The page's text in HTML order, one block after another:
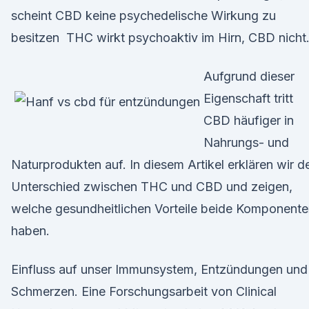
scheint CBD keine psychedelische Wirkung zu
besitzen THC wirkt psychoaktiv im Hirn, CBD nicht.
Aufgrund dieser
Eigenschaft tritt
CBD häufiger in
Nahrungs- und
Naturprodukten auf. In diesem Artikel erklären wir
Unterschied zwischen THC und CBD und zeigen,
welche gesundheitlichen Vorteile beide
haben.
Einfluss auf unser Immunsystem, Entzündungen und
Schmerzen. Eine Forschungsarbeit von Clinical